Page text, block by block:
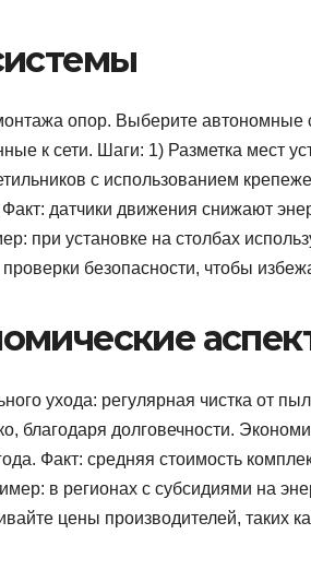
опор. Выберите автономные
к сети. Шаги: 1) Разметка мест
с использованием
датчики движения снижают
при установке на столбах
безопасности, чтобы
ухода: регулярная чистка от
благодаря долговечности.
Факт: средняя стоимость
в регионах с субсидиями на
цены производителей, таких